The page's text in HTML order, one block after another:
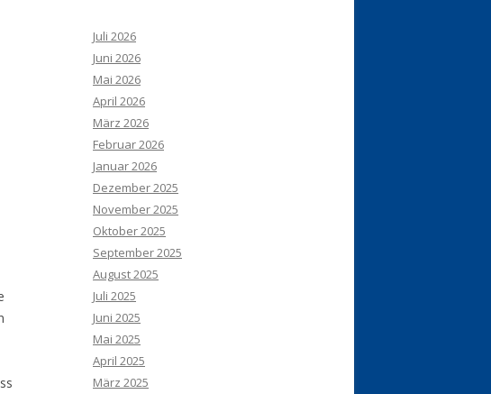
Juli 2026
Juni 2026
Mai 2026
April 2026
März 2026
Februar 2026
Januar 2026
Dezember 2025
November 2025
Oktober 2025
September 2025
August 2025
Juli 2025
Juni 2025
Mai 2025
April 2025
März 2025